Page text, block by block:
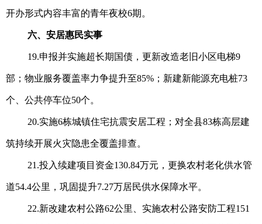
开办形式内容丰富的青年夜校6期。
六、安居惠民实事
19.申报并实施超长期国债，更新改造老旧小区电梯9
部；物业服务覆盖率力争提升至85%；新建新能源充电桩73
个、公共停车位50个。
20.实施6栋城镇住宅抗震安居工程；对全县83栋高层建
筑持续开展火灾隐患全覆盖排查。
21.投入续建项目资金130.84万元，更换农村老化供水管
道54.4公里，巩固提升7.27万居民供水保障水平。
22.新改建农村公路62公里、实施农村公路安防工程151